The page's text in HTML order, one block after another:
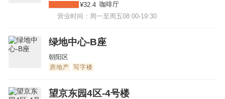
¥32.4 咖啡厅
营业时间：周一至周五08:00-19:30
绿地中心-B座
朝阳区
房地产 写字楼
望京东园4区-4号楼